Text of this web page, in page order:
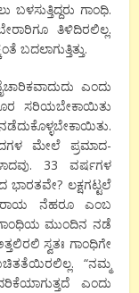
ಗಾಂಧಿ.
ತಿಳಿದಿರಲಿಲ್ಲ.
ಬದಲಾಗುತ್ತಿತ್ತು.
ಎಂದು
ಸರಿಯಬೇಕಾಯಿತು
ಮೇಲೆ ಪ್ರಮಾದ-
33 ವರ್ಷಗಳ
ಭಾರತವೇ? ಲಕ್ಷಗಟ್ಟಲೆ
ನೆಹರೂ ಎಂಬ
ಗಾಂಧಿಯ ಮುಂದಿನ ನಡೆ
ಸ್ವತಃ ಗಾಂಧಿಗೇ
“ನಮ್ಮ
ಎಂದು